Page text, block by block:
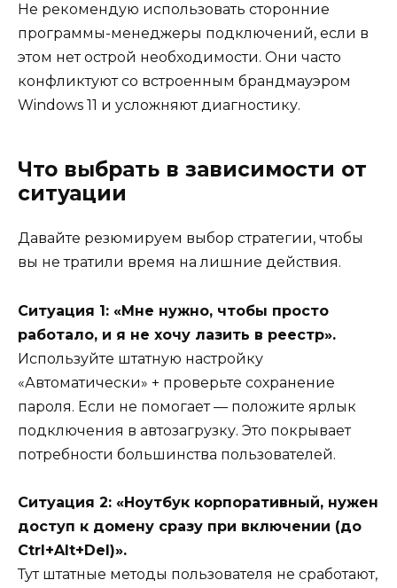
Не рекомендую использовать сторонние
программы-менеджеры подключений, если в
этом нет острой необходимости. Они часто
конфликтуют со встроенным брандмауэром
Windows 11 и усложняют диагностику.
Что выбрать в зависимости от
ситуации
Давайте резюмируем выбор стратегии, чтобы
вы не тратили время на лишние действия.
Ситуация 1: «Мне нужно, чтобы просто
работало, и я не хочу лазить в реестр».
Используйте штатную настройку
«Автоматически» + проверьте сохранение
пароля. Если не помогает — положите ярлык
подключения в автозагрузку. Это покрывает
потребности большинства пользователей.
Ситуация 2: «Ноутбук корпоративный, нужен
доступ к домену сразу при включении (до
Ctrl+Alt+Del)».
Тут штатные методы пользователя не сработают,